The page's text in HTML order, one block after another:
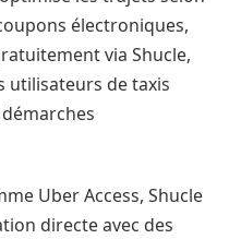
électroniques,
via Shucle,
utilisateurs de taxis
Uber Access, Shucle
directe avec des